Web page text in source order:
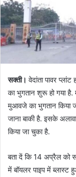
सक्ती। वेदांता पावर
का भुगतान शुरू हो गया
मुआवजे का भुगतान किया
जाना बाकी है. इसके
किया जा चुका है.
बता दें कि 14 अप्रैल को
में बॉयलर पाइप में